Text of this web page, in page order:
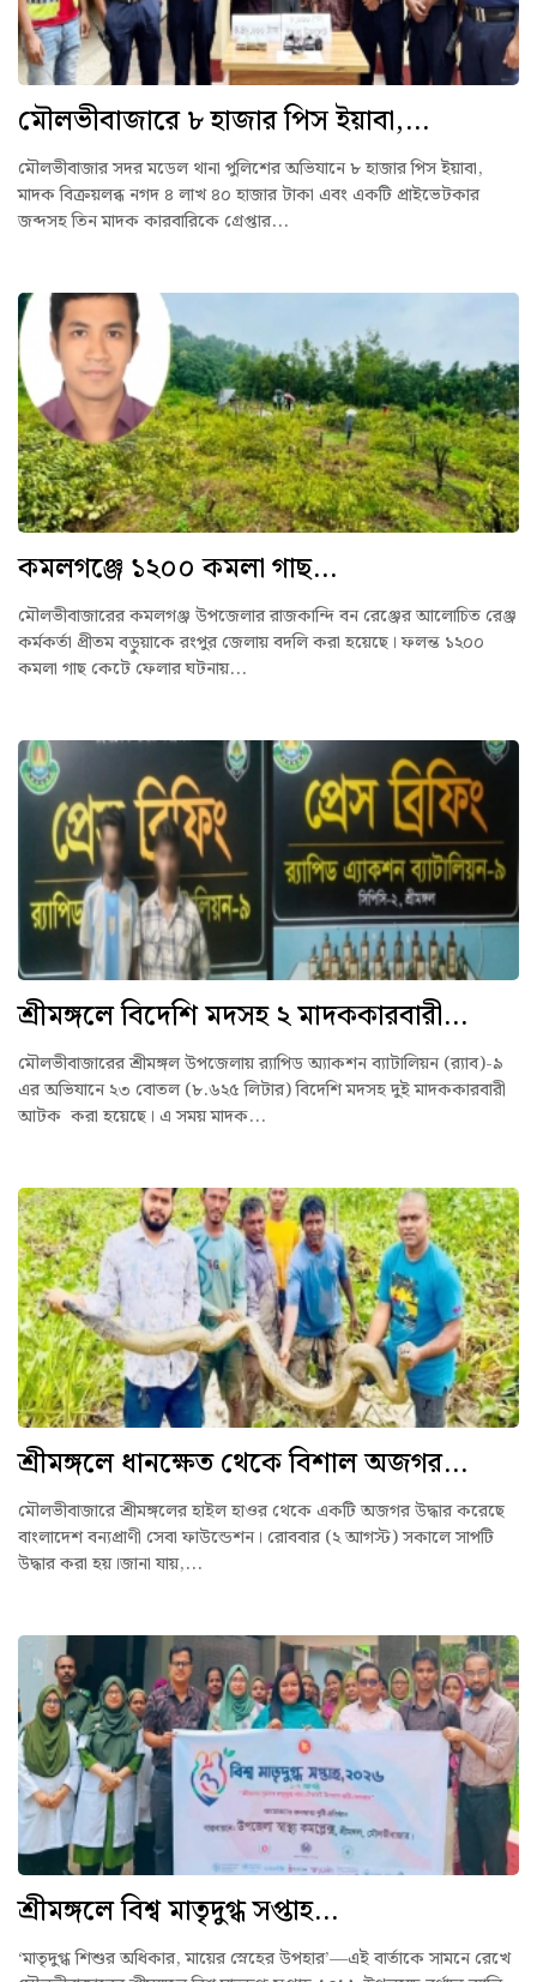
মৌলভীবাজারে ৮ হাজার পিস ইয়াবা,...
মৌলভীবাজার সদর মডেল থানা পুলিশের অভিযানে ৮ হাজার পিস ইয়াবা,
মাদক বিক্রয়লব্ধ নগদ ৪ লাখ ৪০ হাজার টাকা এবং একটি প্রাইভেটকার
জব্দসহ তিন মাদক কারবারিকে গ্রেপ্তার...
কমলগঞ্জে ১২০০ কমলা গাছ...
মৌলভীবাজারের কমলগঞ্জ উপজেলার রাজকান্দি বন রেঞ্জের আলোচিত রেঞ্জ
কর্মকর্তা প্রীতম বড়ুয়াকে রংপুর জেলায় বদলি করা হয়েছে। ফলন্ত ১২০০
কমলা গাছ কেটে ফেলার ঘটনায়...
শ্রীমঙ্গলে বিদেশি মদসহ ২ মাদককারবারী...
মৌলভীবাজারের শ্রীমঙ্গল উপজেলায় র‌্যাপিড অ্যাকশন ব্যাটালিয়ন (র‌্যাব)-৯
এর অভিযানে ২৩ বোতল (৮.৬২৫ লিটার) বিদেশি মদসহ দুই মাদককারবারী
আটক করা হয়েছে। এ সময় মাদক...
শ্রীমঙ্গলে ধানক্ষেত থেকে বিশাল অজগর...
মৌলভীবাজারে শ্রীমঙ্গলের হাইল হাওর থেকে একটি অজগর উদ্ধার করেছে
বাংলাদেশ বন্যপ্রাণী সেবা ফাউন্ডেশন। রোববার (২ আগস্ট) সকালে সাপটি
উদ্ধার করা হয়।জানা যায়,...
শ্রীমঙ্গলে বিশ্ব মাতৃদুগ্ধ সপ্তাহ...
‘মাতৃদুগ্ধ শিশুর অধিকার, মায়ের স্নেহের উপহার’—এই বার্তাকে সামনে রেখে